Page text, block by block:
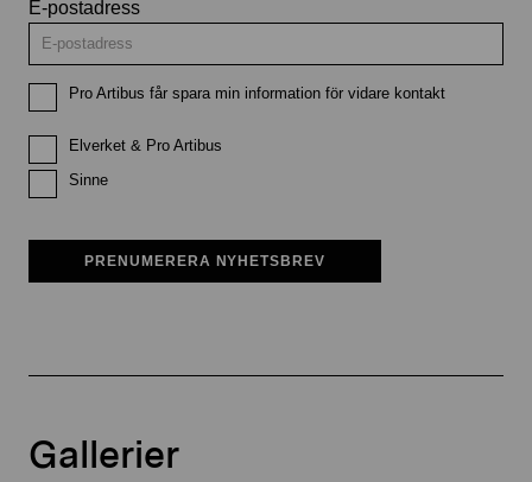
E-postadress
Pro Artibus får spara min information för vidare kontakt
Elverket & Pro Artibus
Sinne
PRENUMERERA NYHETSBREV
Gallerier